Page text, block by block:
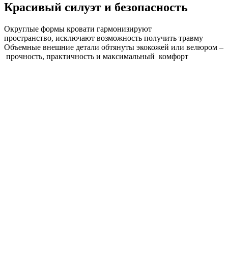
Красивый силуэт и безопасность
Округлые формы кровати гармонизируют
пространство, исключают возможность получить травму
Объемные внешние детали обтянуты экокожей или велюром –
прочность, практичность и максимальный комфорт